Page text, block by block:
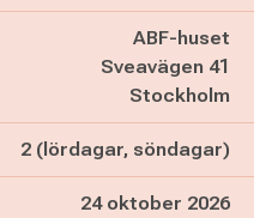
ABF-huset
Sveavägen 41
Stockholm
2 (lördagar, söndagar)
24 oktober 2026